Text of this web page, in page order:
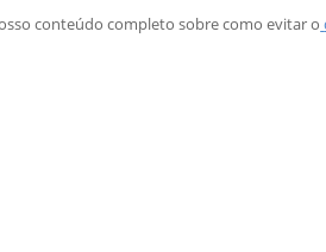
conteúdo completo sobre como evitar o